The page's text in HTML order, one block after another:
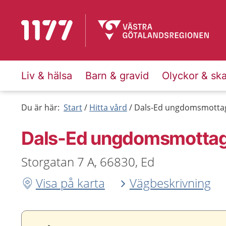
Till startsidan för 1177
Liv & hälsa Barn & gravid Olyckor &
Du är här: Start Hitta vård Dals-Ed
Dals-Ed
Storgatan 7 A, 66830, Ed
Visa på karta
Vägbeskrivning